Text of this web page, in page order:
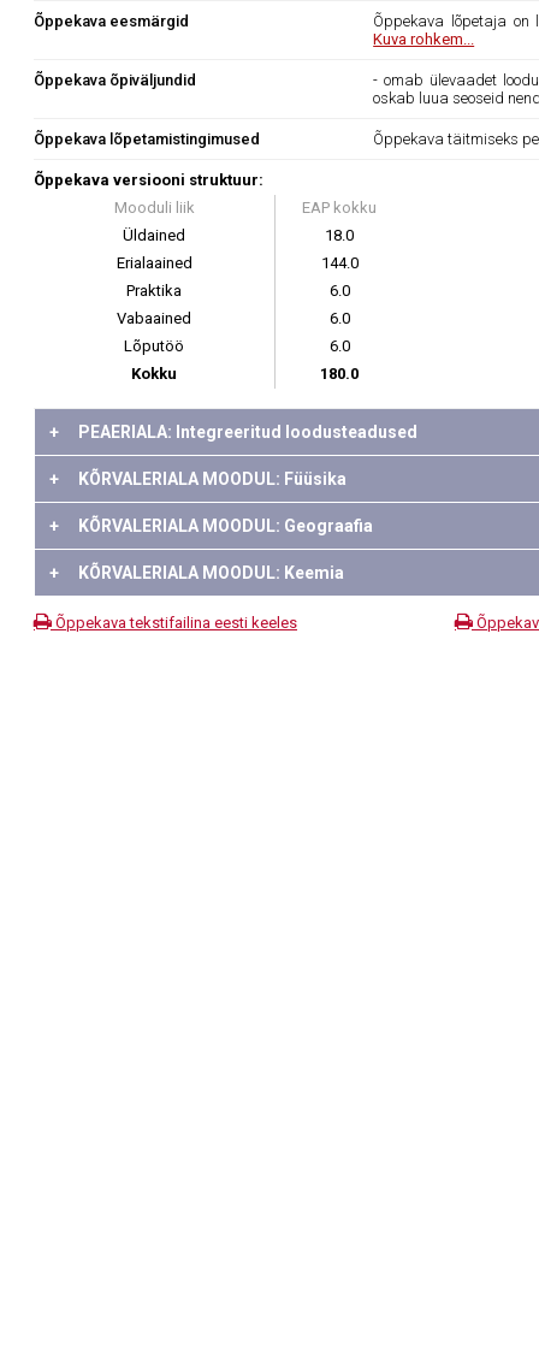
Õppekava eesmärgid
Õppekava lõpetaja on
Kuva rohkem...
Õppekava õpiväljundid
- omab ülevaadet
oskab luua seoseid
Õppekava lõpetamistingimused Õppekava täitmiseks
Õppekava versiooni struktuur:
Mooduli liik
EAP kokku
Üldained
18.0
Erialaained
144.0
Praktika
6.0
Vabaained
6.0
Lõputöö
6.0
Kokku
180.0
+ PEAERIALA: Integreeritud loodusteadused
+ KÕRVALERIALA MOODUL: Füüsika
+ KÕRVALERIALA MOODUL: Geograafia
+ KÕRVALERIALA MOODUL: Keemia
Õppekava tekstifailina eesti keeles